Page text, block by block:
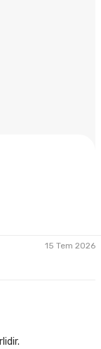
15 Tem 2026